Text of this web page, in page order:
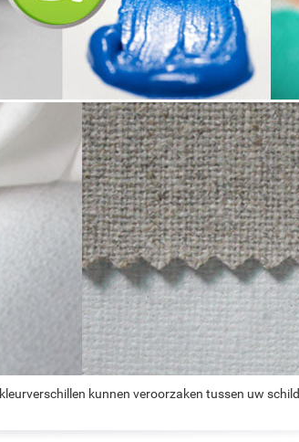
kunnen veroorzaken tussen uw